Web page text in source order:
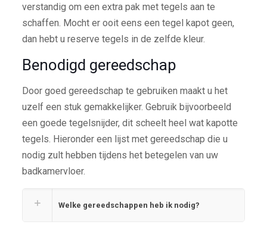
verstandig om een extra pak met tegels aan te
schaffen. Mocht er ooit eens een tegel kapot geen,
dan hebt u reserve tegels in de zelfde kleur.
Benodigd gereedschap
Door goed gereedschap te gebruiken maakt u het
uzelf een stuk gemakkelijker. Gebruik bijvoorbeeld
een goede tegelsnijder, dit scheelt heel wat kapotte
tegels. Hieronder een lijst met gereedschap die u
nodig zult hebben tijdens het betegelen van uw
badkamervloer.
Welke gereedschappen heb ik nodig?